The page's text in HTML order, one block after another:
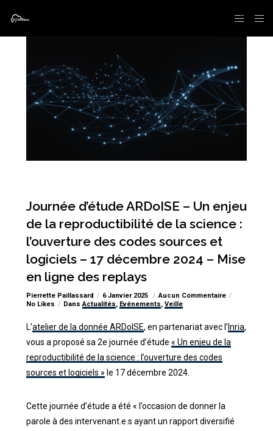
Journée d’étude ARDoISE – Un enjeu
de la reproductibilité de la science :
l’ouverture des codes sources et
logiciels – 17 décembre 2024 – Mise
en ligne des replays
Pierrette Paillassard 6 Janvier 2025
Aucun Commentaire
No Likes
DansActualités, Evénements, Veille
L’atelier de la donnée ARDoISE, en partenariat avec l’ Inria,
vous a proposé sa 2e journée d’étude « Un enjeu de la
reproductibilité de la science : l’ouverture des codes
sources et logiciels » le 17 décembre 2024.
Cette journée d’étude a été « l’occasion de donner la
parole à des intervenant.e.s ayant un rapport diversifié